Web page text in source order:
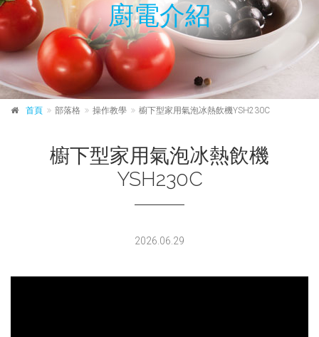
廚電介紹
首頁 部落格 操作教學 櫥下型家用氣泡冰熱飲機YSH230C
櫥下型家用氣泡冰熱飲機
YSH230C
2026.06.29